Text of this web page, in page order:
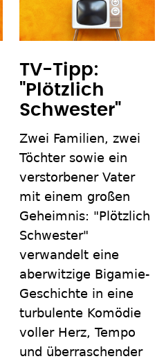
TV-Tipp:
"Plötzlich
Schwester"
Zwei Familien, zwei
Töchter sowie ein
verstorbener Vater
mit einem großen
Geheimnis: "Plötzlich
Schwester"
verwandelt eine
aberwitzige Bigamie-
Geschichte in eine
turbulente Komödie
voller Herz, Tempo
und überraschender